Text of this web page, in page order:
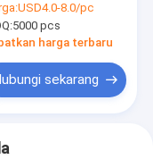
Memegang Hati
USD4.0-8.0/pc
5000 pcs
harga terbaru
sekarang